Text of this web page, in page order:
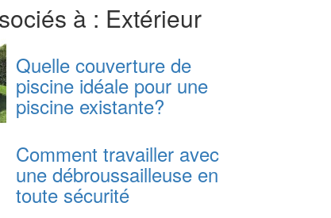
à : Extérieur
Quelle couverture de
piscine idéale pour une
piscine existante?
Comment travailler avec
une débroussailleuse en
toute sécurité